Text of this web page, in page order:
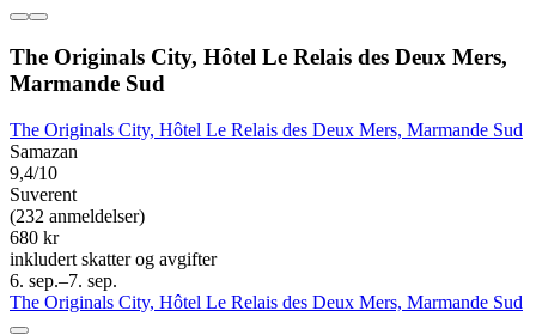
The Originals City, Hôtel Le Relais des Deux Mers,
Marmande Sud
The Originals City, Hôtel Le Relais des Deux Mers, Marmande Sud
Samazan
9,4/10
Suverent
(232 anmeldelser)
680 kr
inkludert skatter og avgifter
6. sep.–7. sep.
The Originals City, Hôtel Le Relais des Deux Mers, Marmande Sud